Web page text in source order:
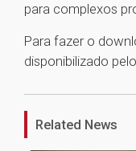
para complexos
Para fazer o
disponibilizado
Related News